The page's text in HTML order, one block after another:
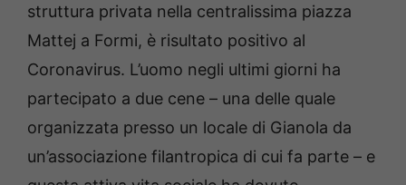
struttura privata nella centralissima piazza
Mattej a Formi, è risultato positivo al
Coronavirus. L’uomo negli ultimi giorni ha
partecipato a due cene – una delle quale
organizzata presso un locale di Gianola da
un’associazione filantropica di cui fa parte – e